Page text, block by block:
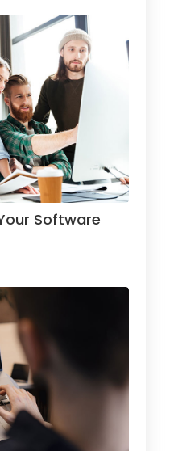
Software